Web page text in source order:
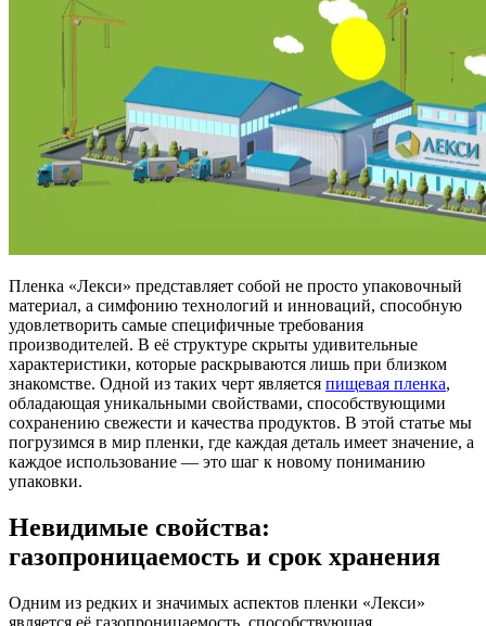
Пленка «Лекси» представляет собой не просто упаковочный
материал, а симфонию технологий и инноваций, способную
удовлетворить самые специфичные требования
производителей. В её структуре скрыты удивительные
характеристики, которые раскрываются лишь при близком
знакомстве. Одной из таких черт является пищевая пленка,
обладающая уникальными свойствами, способствующими
сохранению свежести и качества продуктов. В этой статье мы
погрузимся в мир пленки, где каждая деталь имеет значение, а
каждое использование — это шаг к новому пониманию
упаковки.
Невидимые свойства:
газопроницаемость и срок хранения
Одним из редких и значимых аспектов пленки «Лекси»
является её газопроницаемость, способствующая